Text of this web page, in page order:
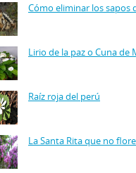
Cómo eliminar los sapos
Lirio de la paz o Cuna de
Raíz roja del perú
La Santa Rita que no